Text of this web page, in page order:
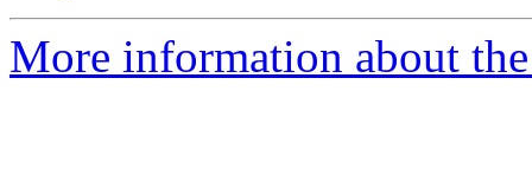
More information about